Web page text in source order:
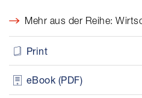
Mehr aus der Reihe:
Print
eBook (PDF)